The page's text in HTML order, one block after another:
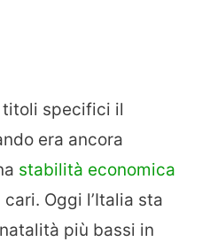
titoli specifici il
era ancora
stabilità economica
Oggi l’Italia sta
più bassi in